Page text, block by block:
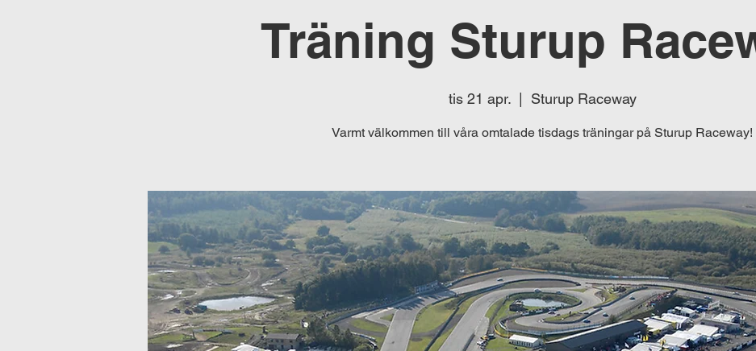
Träning Sturup
tis 21 apr.
  |
Sturup Raceway
Varmt välkommen till våra omtalade tisdags träningar på Sturup Raceway!